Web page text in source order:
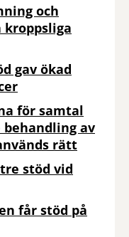
och
kroppsliga
gav ökad
för samtal
av
rätt
stöd vid
får stöd på